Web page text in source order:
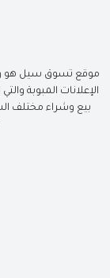
موقع تسوق سيل هو
الإعلانات المبوبة
بيع وشراء مختلف